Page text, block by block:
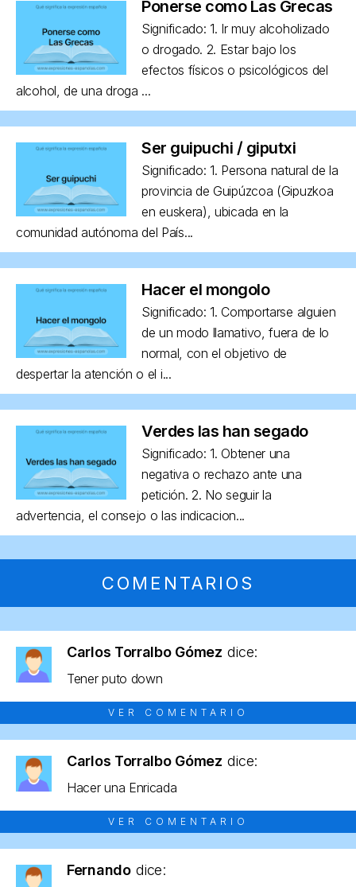
Ponerse como Las Grecas
Significado: 1. Ir muy alcoholizado
o drogado. 2. Estar bajo los
efectos físicos o psicológicos del
alcohol, de una droga ...
Ser guipuchi / giputxi
Significado: 1. Persona natural de la
provincia de Guipúzcoa (Gipuzkoa
en euskera), ubicada en la
comunidad autónoma del País...
Hacer el mongolo
Significado: 1. Comportarse alguien
de un modo llamativo, fuera de lo
normal, con el objetivo de
despertar la atención o el i...
Verdes las han segado
Significado: 1. Obtener una
negativa o rechazo ante una
petición. 2. No seguir la
advertencia, el consejo o las indicacion...
COMENTARIOS
Carlos Torralbo Gómez dice:
Tener puto down
VER COMENTARIO
Carlos Torralbo Gómez dice:
Hacer una Enricada
VER COMENTARIO
Fernando dice: